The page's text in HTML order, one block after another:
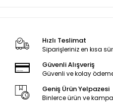
Hızlı Teslimat
Siparişleriniz en kısa
Güvenli Alışveriş
Güvenli ve kolay
Geniş Ürün Yelpazesi
Binlerce ürün ve